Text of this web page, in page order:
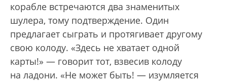
корабле встречаются два знаменитых
шулера, тому подтверждение. Один
предлагает сыграть и протягивает другому
свою колоду. «Здесь не хватает одной
карты!» — говорит тот, взвесив колоду
на ладони. «Не может быть! — изумляется